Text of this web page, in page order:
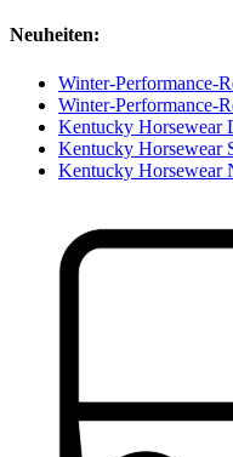
Neuheiten:
Winter-Performance-
Winter-Performance-
Kentucky Horsewear
Kentucky Horsewear
Kentucky